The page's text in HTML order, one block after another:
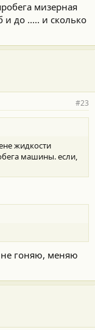
мизерная
и до ..... и сколько
#23
жидкости
машины. если,
гоняю, меняю